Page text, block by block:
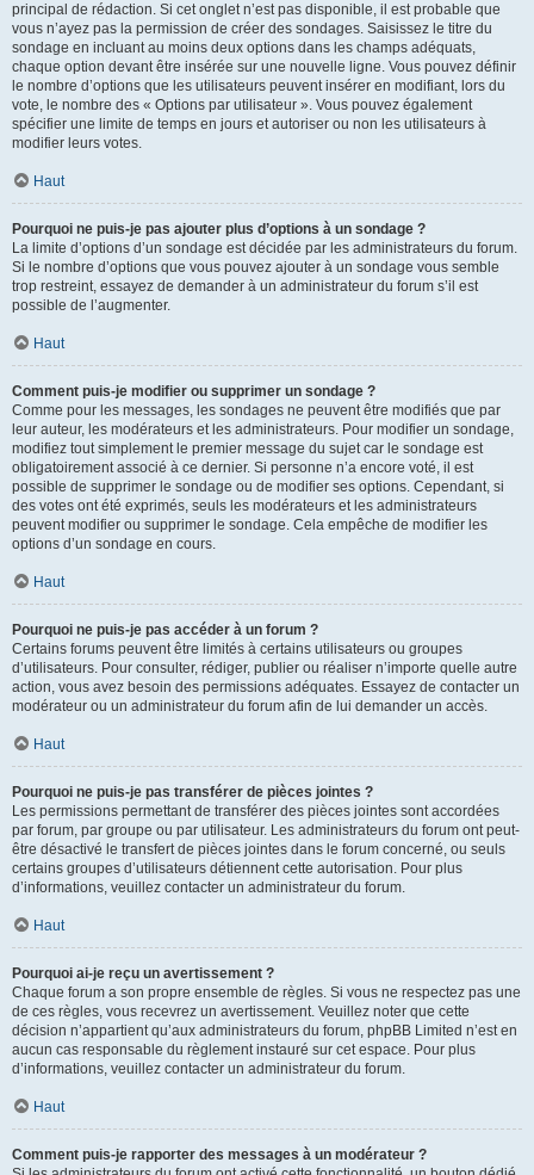
principal de rédaction. Si cet onglet n’est pas disponible, il est probable que
vous n’ayez pas la permission de créer des sondages. Saisissez le titre du
sondage en incluant au moins deux options dans les champs adéquats,
chaque option devant être insérée sur une nouvelle ligne. Vous pouvez définir
le nombre d’options que les utilisateurs peuvent insérer en modifiant, lors du
vote, le nombre des « Options par utilisateur ». Vous pouvez également
spécifier une limite de temps en jours et autoriser ou non les utilisateurs à
modifier leurs votes.
Haut
Pourquoi ne puis-je pas ajouter plus d’options à un sondage ?
La limite d’options d’un sondage est décidée par les administrateurs du forum.
Si le nombre d’options que vous pouvez ajouter à un sondage vous semble
trop restreint, essayez de demander à un administrateur du forum s’il est
possible de l’augmenter.
Haut
Comment puis-je modifier ou supprimer un sondage ?
Comme pour les messages, les sondages ne peuvent être modifiés que par
leur auteur, les modérateurs et les administrateurs. Pour modifier un sondage,
modifiez tout simplement le premier message du sujet car le sondage est
obligatoirement associé à ce dernier. Si personne n’a encore voté, il est
possible de supprimer le sondage ou de modifier ses options. Cependant, si
des votes ont été exprimés, seuls les modérateurs et les administrateurs
peuvent modifier ou supprimer le sondage. Cela empêche de modifier les
options d’un sondage en cours.
Haut
Pourquoi ne puis-je pas accéder à un forum ?
Certains forums peuvent être limités à certains utilisateurs ou groupes
d’utilisateurs. Pour consulter, rédiger, publier ou réaliser n’importe quelle autre
action, vous avez besoin des permissions adéquates. Essayez de contacter un
modérateur ou un administrateur du forum afin de lui demander un accès.
Haut
Pourquoi ne puis-je pas transférer de pièces jointes ?
Les permissions permettant de transférer des pièces jointes sont accordées
par forum, par groupe ou par utilisateur. Les administrateurs du forum ont peut-
être désactivé le transfert de pièces jointes dans le forum concerné, ou seuls
certains groupes d’utilisateurs détiennent cette autorisation. Pour plus
d’informations, veuillez contacter un administrateur du forum.
Haut
Pourquoi ai-je reçu un avertissement ?
Chaque forum a son propre ensemble de règles. Si vous ne respectez pas une
de ces règles, vous recevrez un avertissement. Veuillez noter que cette
décision n’appartient qu’aux administrateurs du forum, phpBB Limited n’est en
aucun cas responsable du règlement instauré sur cet espace. Pour plus
d’informations, veuillez contacter un administrateur du forum.
Haut
Comment puis-je rapporter des messages à un modérateur ?